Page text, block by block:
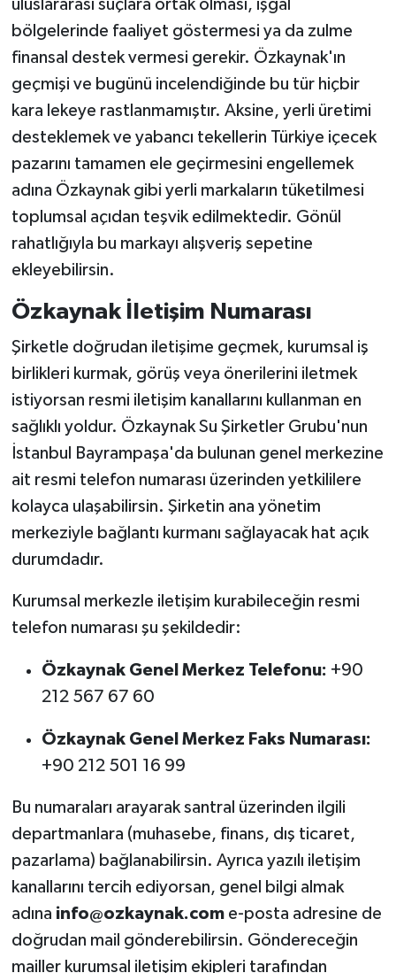
uluslararası suçlara ortak olması, işgal
bölgelerinde faaliyet göstermesi ya da zulme
finansal destek vermesi gerekir. Özkaynak'ın
geçmişi ve bugünü incelendiğinde bu tür hiçbir
kara lekeye rastlanmamıştır. Aksine, yerli üretimi
desteklemek ve yabancı tekellerin Türkiye içecek
pazarını tamamen ele geçirmesini engellemek
adına Özkaynak gibi yerli markaların tüketilmesi
toplumsal açıdan teşvik edilmektedir. Gönül
rahatlığıyla bu markayı alışveriş sepetine
ekleyebilirsin.
Özkaynak İletişim Numarası
Şirketle doğrudan iletişime geçmek, kurumsal iş
birlikleri kurmak, görüş veya önerilerini iletmek
istiyorsan resmi iletişim kanallarını kullanman en
sağlıklı yoldur. Özkaynak Su Şirketler Grubu'nun
İstanbul Bayrampaşa'da bulunan genel merkezine
ait resmi telefon numarası üzerinden yetkililere
kolayca ulaşabilirsin. Şirketin ana yönetim
merkeziyle bağlantı kurmanı sağlayacak hat açık
durumdadır.
Kurumsal merkezle iletişim kurabileceğin resmi
telefon numarası şu şekildedir:
Özkaynak Genel Merkez Telefonu: +90
212 567 67 60
Özkaynak Genel Merkez Faks Numarası:
+90 212 501 16 99
Bu numaraları arayarak santral üzerinden ilgili
departmanlara (muhasebe, finans, dış ticaret,
pazarlama) bağlanabilirsin. Ayrıca yazılı iletişim
kanallarını tercih ediyorsan, genel bilgi almak
adına info@ozkaynak.come-posta adresine de
doğrudan mail gönderebilirsin. Göndereceğin
mailler kurumsal iletişim ekipleri tarafından